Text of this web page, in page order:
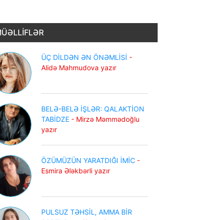
ÜÇ DİLDƏN ƏN ÖNƏMLİSİ -
Alidə Mahmudova yazır
BELƏ-BELƏ İŞLƏR: QALAKTİON
TABİDZE - Mirzə Məmmədoğlu
yazır
ÖZÜMÜZÜN YARATDIĞI İMİC -
Esmira Ələkbərli yazır
PULSUZ TƏHSİL, AMMA BİR